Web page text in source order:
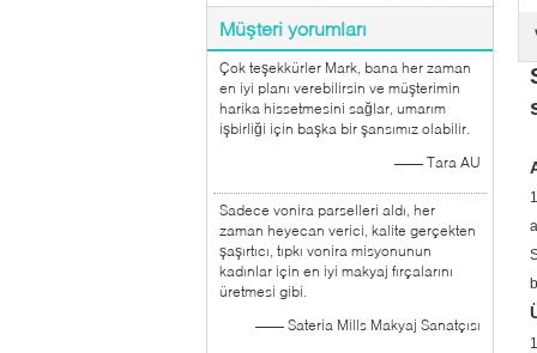
Müşteri yorumları
Çok teşekkürler Mark, bana her zaman
en iyi planı verebilirsin ve müşterimin
harika hissetmesini sağlar, umarım
işbirliği için başka bir şansımız olabilir.
—— Tara AU
Sadece vonira parselleri aldı, her
zaman heyecan verici, kalite gerçekten
şaşırtıcı, tıpkı vonira misyonunun
kadınlar için en iyi makyaj fırçalarını
üretmesi gibi.
—— Sateria Mills Makyaj Sanatçısı